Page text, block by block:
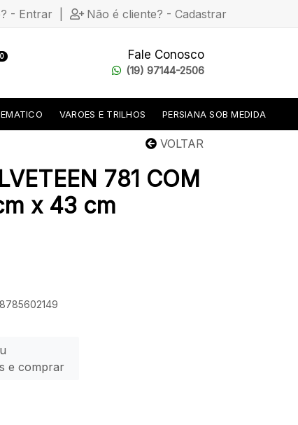
- Entrar Não é cliente? - Cadastrar
0 Fale Conosco
(19) 97144-2506
VAROES E TRILHOS PERSIANA SOB MEDIDA
VOLTAR
781 COM
x 43 cm
e comprar